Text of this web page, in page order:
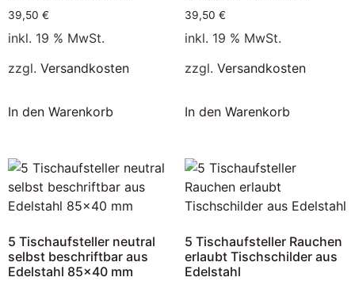
39,50 €
inkl. 19 % MwSt.
zzgl. Versandkosten
In den Warenkorb
39,50 €
inkl. 19 % MwSt.
zzgl. Versandkosten
In den Warenkorb
5 Tischaufsteller neutral
selbst beschriftbar aus
Edelstahl 85×40 mm
5 Tischaufsteller Rauchen
erlaubt Tischschilder aus
Edelstahl